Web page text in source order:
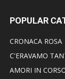
POPULAR
CRONACA ROSA
C'ERAVAMO
AMORI IN